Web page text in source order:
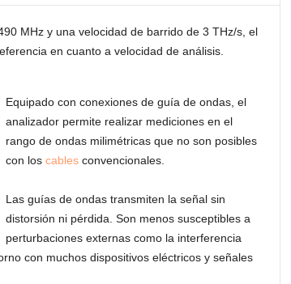
MHz y una velocidad de barrido de 3 THz/s, el
en cuanto a velocidad de análisis.
Equipado con conexiones de guía de ondas, el
analizador permite realizar mediciones en el
rango de ondas milimétricas que no son posibles
con los cablesconvencionales.
Las guías de ondas transmiten la señal sin
distorsión ni pérdida. Son menos susceptibles a
perturbaciones externas como la interferencia
con muchos dispositivos eléctricos y señales